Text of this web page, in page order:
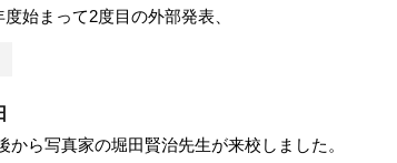
始まって2度目の外部発表、
から写真家の堀田賢治先生が来校しました。